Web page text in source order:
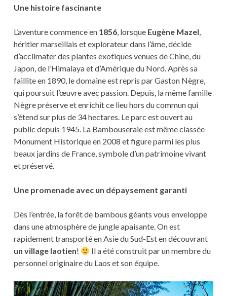
Une histoire fascinante
L’aventure commence en 1856, lorsque Eugène Mazel,
héritier marseillais et explorateur dans l’âme, décide
d’acclimater des plantes exotiques venues de Chine, du
Japon, de l’Himalaya et d’Amérique du Nord. Après sa
faillite en 1890, le domaine est repris par Gaston Nègre,
qui poursuit l’œuvre avec passion. Depuis, la même famille
Nègre préserve et enrichit ce lieu hors du commun qui
s’étend sur plus de 34 hectares. Le parc est ouvert au
public depuis 1945. La Bambouseraie est même classée
Monument Historique en 2008 et figure parmi les plus
beaux jardins de France, symbole d’un patrimoine vivant
et préservé.
Une promenade avec un dépaysement garanti
Dès l’entrée, la forêt de bambous géants vous enveloppe
dans une atmosphère de jungle apaisante. On est
rapidement transporté en Asie du Sud-Est en découvrant
un village laotien!
Il a été construit par un membre du
personnel originaire du Laos et son équipe.